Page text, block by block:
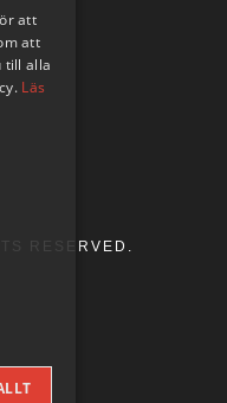
RESERVED.
att
att
till alla
Läs